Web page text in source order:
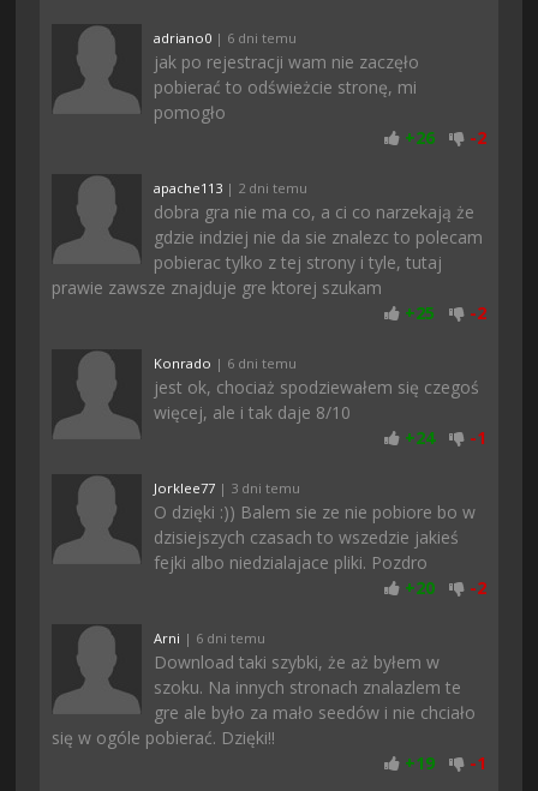
adriano0 | 6 dni temu
jak po rejestracji wam nie zaczęło
pobierać to odświeżcie stronę, mi
pomogło
+26 -2
apache113 | 2 dni temu
dobra gra nie ma co, a ci co narzekają że
gdzie indziej nie da sie znalezc to polecam
pobierac tylko z tej strony i tyle, tutaj
prawie zawsze znajduje gre ktorej szukam
+25 -2
Konrado | 6 dni temu
jest ok, chociaż spodziewałem się czegoś
więcej, ale i tak daje 8/10
+24 -1
Jorklee77 | 3 dni temu
O dzięki :)) Balem sie ze nie pobiore bo w
dzisiejszych czasach to wszedzie jakieś
fejki albo niedzialajace pliki. Pozdro
+20 -2
Arni | 6 dni temu
Download taki szybki, że aż byłem w
szoku. Na innych stronach znalazlem te
gre ale było za mało seedów i nie chciało
się w ogóle pobierać. Dzięki!!
+19 -1